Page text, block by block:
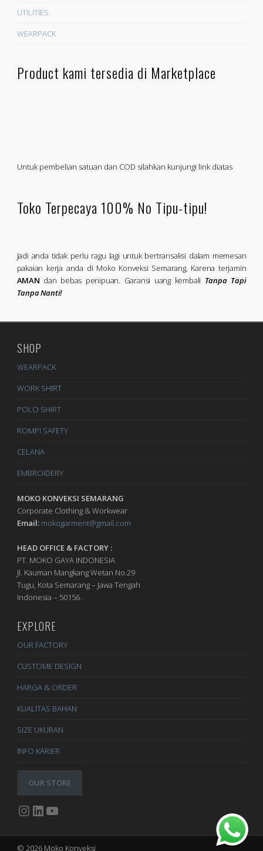
UTILITIES
WEARPACK
Product kami tersedia di Marketplace
Untuk pembelian satuan dan COD silahkan kunjungi link diatas
Toko Terpecaya 100% No Tipu-tipu!
Jadi anda tidak perlu ragu lagi untuk bertransaksi dalam memesan
pakaian kerja anda di Moko Konveksi Semarang, Karena terjamin
AMAN dan bebas penipuan. Garansi uang kembali Tanpa Tapi
Tanpa Nanti!
SHOP
WEARPACK
WORK SHIRT
POLO SHIRT
ROMPI SAFETY
CELANA
EMBROIDERY
MOKO KONVEKSI SEMARANG
Corporate Clothing & Workwear
Email: mokogarment@gmail.com
HEAD OFFICE & FACTORY :
PT. MOKO GAYA INDONESIA
Jl. Kauman Mangkang Wetan No.29
Tugu, Kota Semarang – Jawa Tengah
Indonesia – 50156.
EXPLORE
OUR FACTORY
CUSTOME DESIGN
HARGA & ORDER
KUALITAS BAHAN
SIZE UKURAN
INFO KARIER
OUR STORE
Instagram
LinkedIn
YouTube
© 2026 Moko Konveksi